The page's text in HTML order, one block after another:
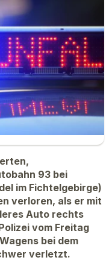
93 bei
im Fichtelgebirge)
verloren, als er mit
Auto rechts
vom Freitag
bei dem
verletzt.